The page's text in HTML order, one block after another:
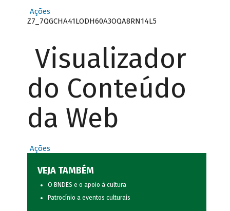
Ações
Z7_7QGCHA41LODH60A3OQA8RN14L5
Visualizador
do Conteúdo
da Web
Ações
VEJA TAMBÉM
O BNDES e o apoio à cultura
Patrocínio a eventos culturais